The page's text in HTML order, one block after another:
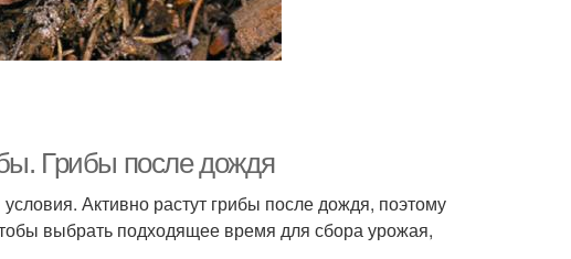
Грибы после дождя
Активно растут грибы после дождя, поэтому
выбрать подходящее время для сбора урожая,